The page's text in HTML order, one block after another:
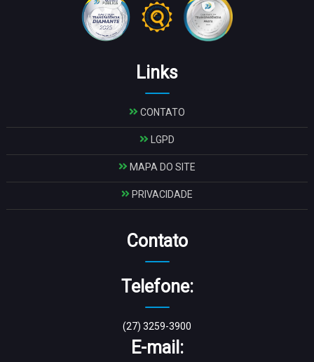
Links
CONTATO
LGPD
MAPA DO SITE
PRIVACIDADE
Contato
Telefone:
(27) 3259-3900
E-mail: